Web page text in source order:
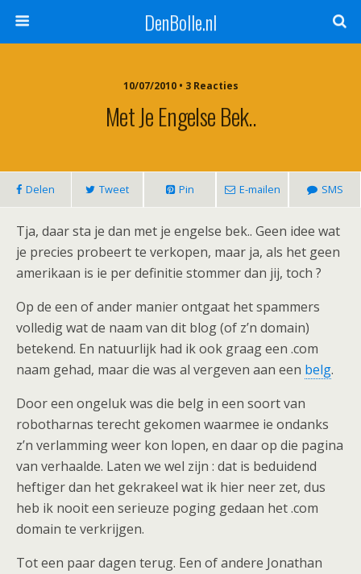
DenBolle.nl
10/07/2010 • 3 Reacties
Met Je Engelse Bek..
Delen Tweet Pin E-mailen SMS
Tja, daar sta je dan met je engelse bek.. Geen idee wat
je precies probeert te verkopen, maar ja, als het geen
amerikaan is ie per definitie stommer dan jij, toch ?
Op de een of ander manier ontgaat het spammers
volledig wat de naam van dit blog (of z’n domain)
betekend. En natuurlijk had ik ook graag een .com
naam gehad, maar die was al vergeven aan een belg.
Door een ongeluk was die belg in een soort van
robotharnas terecht gekomen waarmee ie ondanks
z’n verlamming weer kon lopen, en daar op die pagina
van verhaalde. Laten we wel zijn : dat is beduidend
heftiger dan het gekrakeel wat ik hier neer zet, dus
heb ik nooit een serieuze poging gedaan het .com
domain te verkrijgen.
Tot een paar dagen terug. Een of andere Jonathan